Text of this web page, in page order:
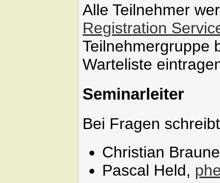
Alle Teilnehmer
Registration
Teilnehmergruppe
Warteliste
Seminarleiter
Bei Fragen
Christian
Pascal Held,